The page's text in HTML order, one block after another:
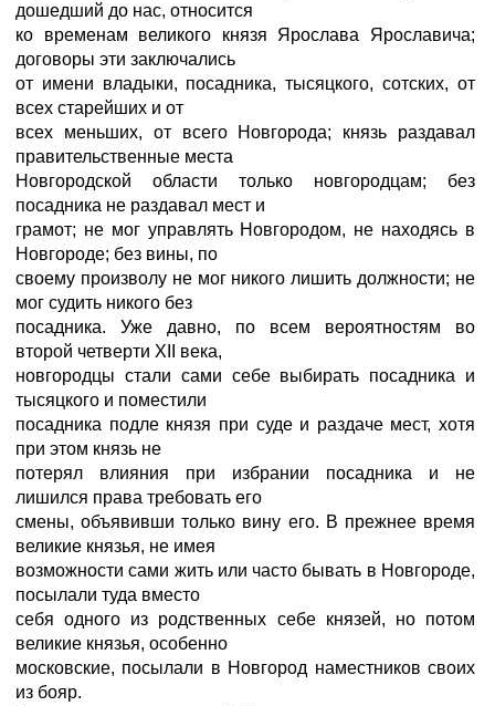
дошедший до нас, относится
ко временам великого князя Ярослава Ярославича;
договоры эти заключались
от имени владыки, посадника, тысяцкого, сотских, от
всех старейших и от
всех меньших, от всего Новгорода; князь раздавал
правительственные места
Новгородской области только новгородцам; без
посадника не раздавал мест и
грамот; не мог управлять Новгородом, не находясь в
Новгороде; без вины, по
своему произволу не мог никого лишить должности; не
мог судить никого без
посадника. Уже давно, по всем вероятностям во
второй четверти XII века,
новгородцы стали сами себе выбирать посадника и
тысяцкого и поместили
посадника подле князя при суде и раздаче мест, хотя
при этом князь не
потерял влияния при избрании посадника и не
лишился права требовать его
смены, объявивши только вину его. В прежнее время
великие князья, не имея
возможности сами жить или часто бывать в Новгороде,
посылали туда вместо
себя одного из родственных себе князей, но потом
великие князья, особенно
московские, посылали в Новгород наместников своих
из бояр.